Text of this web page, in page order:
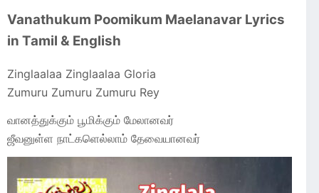
Vanathukum Poomikum Maelanavar Lyrics
in Tamil & English
Zinglaalaa Zinglaalaa Gloria
Zumuru Zumuru Zumuru Rey
வானத்துக்கும் பூமிக்கும் மேலானவர்
ஜீவனுள்ள நாட்களெல்லாம் தேவையானவர்